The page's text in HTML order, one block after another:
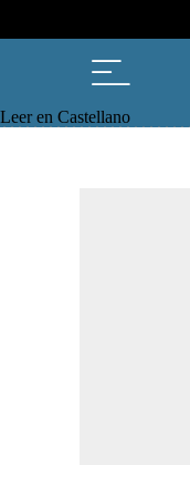
Leer en Castellano